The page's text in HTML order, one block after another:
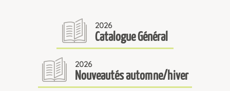
2026
Catalogue Général
2026
Nouveautés automne/hiver